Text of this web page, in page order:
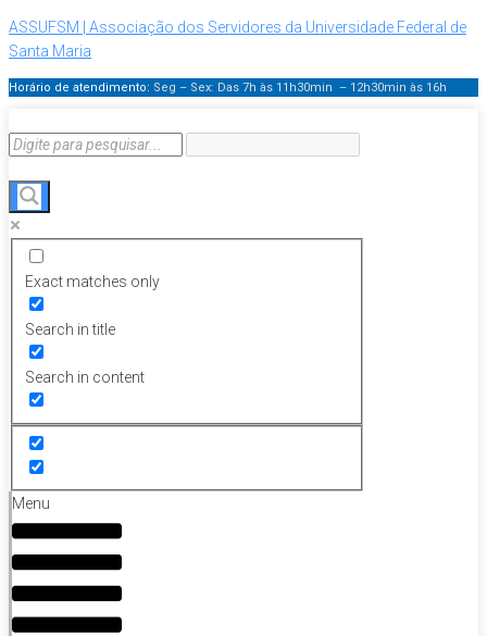
ASSUFSM | Associação dos Servidores da Universidade Federal de
Santa Maria
Horário de atendimento: Seg – Sex: Das 7h às 11h30min – 12h30min às 16h
Exact matches only
Search in title
Search in content
Menu